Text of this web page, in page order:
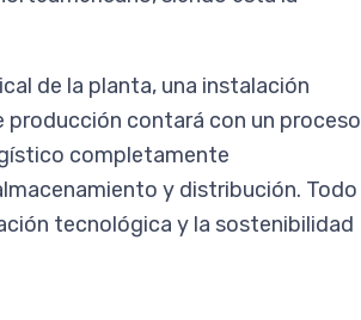
de la planta, una instalación
contará con un proceso
completamente
y distribución. Todo
tecnológica y la sostenibilidad